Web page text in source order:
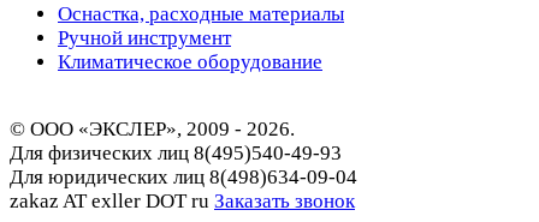
Оснастка, расходные материалы
Ручной инструмент
Климатическое оборудование
© ООО «ЭКСЛЕР», 2009 - 2026.
Для физических лиц 8(495)540-49-93
Для юридических лиц 8(498)634-09-04
zakaz AT exller DOT ru Заказать звонок